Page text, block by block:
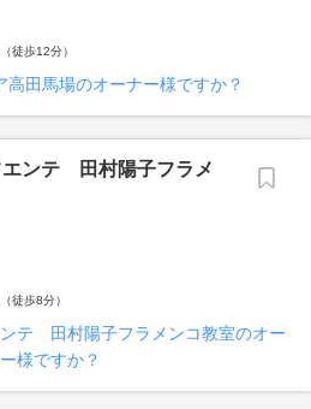
徒歩12分）
高田馬場のオーナー様ですか？
エンテ 田村陽子フラメ
徒歩8分）
テ 田村陽子フラメンコ教室のオー
様ですか？